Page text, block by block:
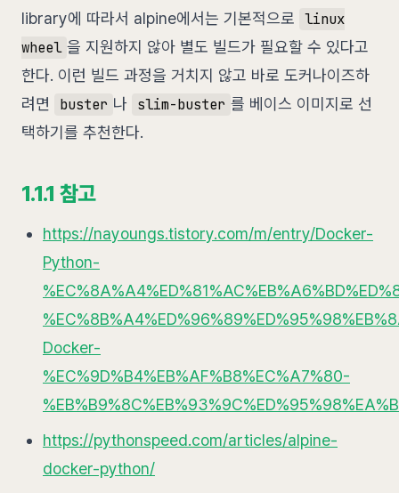
library에 따라서 alpine에서는 기본적으로 linux
wheel 을 지원하지 않아 별도 빌드가 필요할 수 있다고
한다. 이런 빌드 과정을 거치지 않고 바로 도커나이즈하
려면
buster 나 slim-buster 를 베이스 이미지로 선
택하기를 추천한다.
1.1.1 참고
https://nayoungs.tistory.com/m/entry/Docker-
Python-
Docker-
%EC%9D%B4%EB%AF%B8%EC%A7%80-
https://pythonspeed.com/articles/alpine-
docker-python/